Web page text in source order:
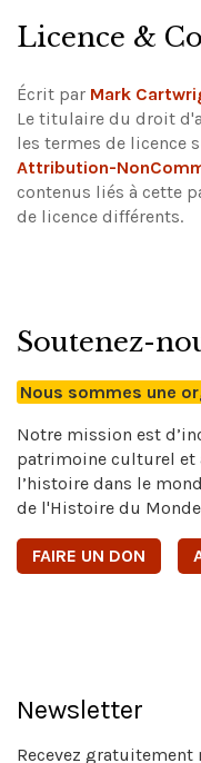
Licence &
Écrit par Mark
Le titulaire du droit
les termes de licence
Attribution-
contenus liés à cette
de licence différents.
Soutenez-
Nous sommes une
Notre mission est
patrimoine culturel et
l’histoire dans le
de l'Histoire du
FAIRE UN DON
Newsletter
Recevez